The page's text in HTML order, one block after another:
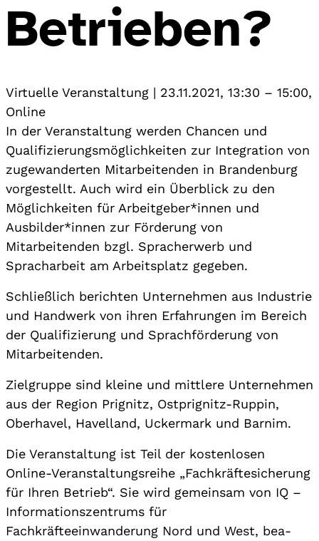
Betrieben?
Virtuelle Veranstaltung | 23.11.2021, 13:30 – 15:00,
Online
In der Veranstaltung werden Chancen und
Qualifizierungsmöglichkeiten zur Integration von
zugewanderten Mitarbeitenden in Brandenburg
vorgestellt. Auch wird ein Überblick zu den
Möglichkeiten für Arbeitgeber*innen und
Ausbilder*innen zur Förderung von
Mitarbeitenden bzgl. Spracherwerb und
Spracharbeit am Arbeitsplatz gegeben.
Schließlich berichten Unternehmen aus Industrie
und Handwerk von ihren Erfahrungen im Bereich
der Qualifizierung und Sprachförderung von
Mitarbeitenden.
Zielgruppe sind kleine und mittlere Unternehmen
aus der Region Prignitz, Ostprignitz-Ruppin,
Oberhavel, Havelland, Uckermark und Barnim.
Die Veranstaltung ist Teil der kostenlosen
Online-Veranstaltungsreihe „Fachkräftesicherung
für Ihren Betrieb“. Sie wird gemeinsam von IQ –
Informationszentrums für
Fachkräfteeinwanderung Nord und West, bea-